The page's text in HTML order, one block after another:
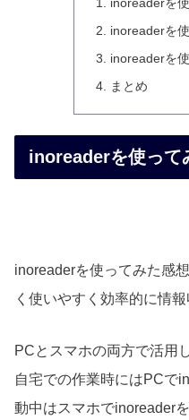
inoreaderを
inoreaderを
inoreaderを
まとめ
inoreaderを使って
inoreaderを使ってみた感
く使いやすく効率的に情報
PCとスマホの両方で活用
自宅での作業時にはPCで
動中はスマホでinoreader